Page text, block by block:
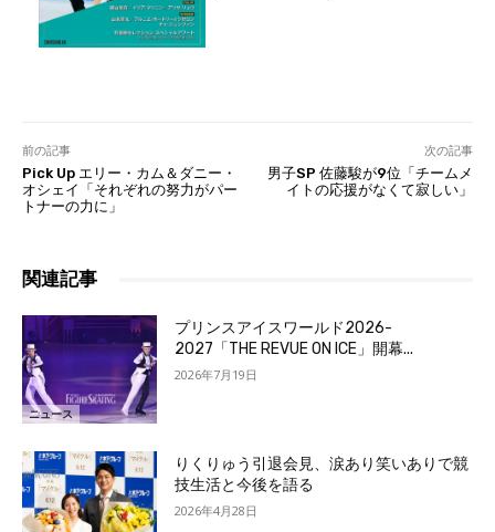
前の記事
Pick Up エリー・カム＆ダニー・
オシェイ「それぞれの努力がパー
トナーの力に」
次の記事
男子SP 佐藤駿が9位「チームメ
イトの応援がなくて寂しい」
関連記事
ニュース
プリンスアイスワールド2026-
2027「THE REVUE ON ICE」開幕...
2026年7月19日
りくりゅう引退会見、涙あり笑いありで競
技生活と今後を語る
2026年4月28日